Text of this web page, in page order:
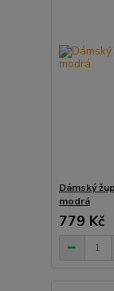
Dámský
modrá
779 Kč